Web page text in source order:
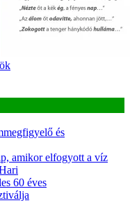
és
amikor elfogyott a víz
60 éves